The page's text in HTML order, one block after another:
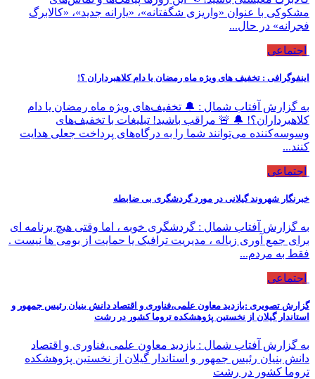
مشکوکی با عنوان «واریزی شگفتانه»، «یارانه جدید»، «کالابرگ
فجرانه» در حال...
اجتماعی
اینفوگرافی : تخفیف های ویژه ماه رمضان یا دام کلاهبرداران ؟!
به گزارش آفتاب شمال : 🔔 تخفیف‌های ویژه ماه رمضان یا دام
کلاهبرداران؟! 🔔 🚨 مراقب باشید! تبلیغات با تخفیف‌های
وسوسه‌کننده می‌توانند شما را به درگاه‌های پرداخت جعلی هدایت
کنند...
اجتماعی
خبرنگار شهروند گیلانی در مورد گردشگری بی ضابطه
به گزارش آفتاب شمال : گردشگری خوبه ، اما وقتی هیچ برنامه ای
برای جمع آوری زباله ، مدیریت ترافیک یا حمایت از بومی ها نیست .
فقط به مردم...
اجتماعی
گزارش تصویری :بازدید معاون علمی،فناوری و اقتصاد دانش بنیان رئیس جمهور و
استاندار گیلان از نخستین پژوهشکده تروما کشور در رشت
به گزارش آفتاب شمال : بازدید معاون علمی،فناوری و اقتصاد
دانش بنیان رئیس جمهور و استاندار گیلان از نخستین پژوهشکده
تروما کشور در رشت